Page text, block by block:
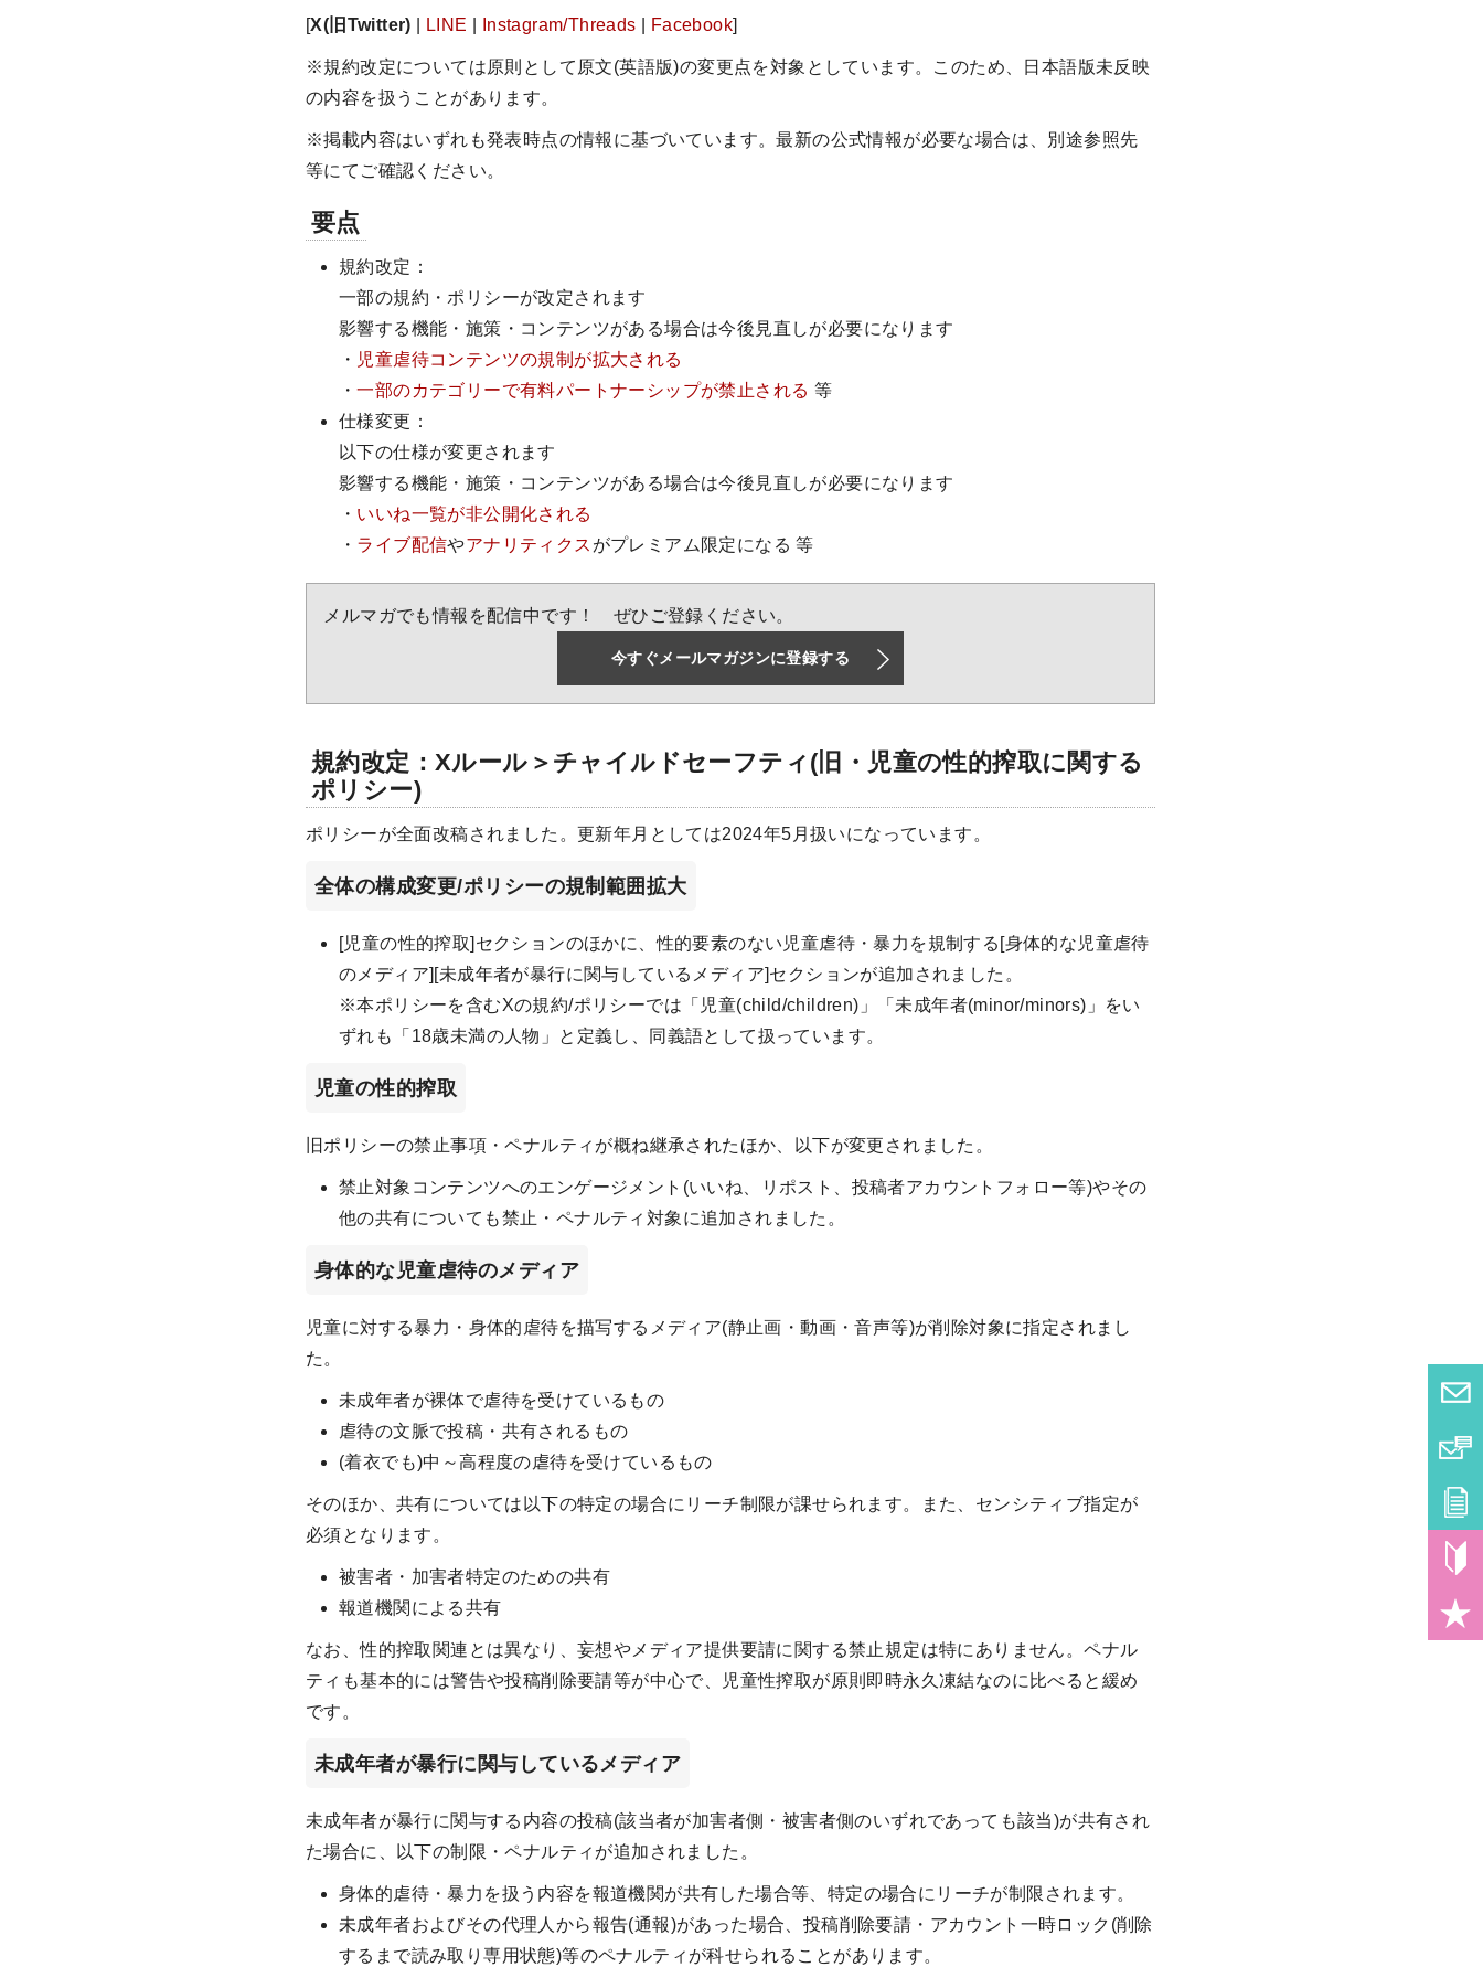
[X(旧Twitter) LINE Instagram/Threads Facebook]
※規約改定については原則として原文(英語版)の変更点を対象としています。このため、日本語版未反映
の内容を扱うことがあります。
※掲載内容はいずれも発表時点の情報に基づいています。最新の公式情報が必要な場合は、別途参照先
等にてご確認ください。
要点
規約改定：
一部の規約・ポリシーが改定されます
影響する機能・施策・コンテンツがある場合は今後見直しが必要になります
・ 児童虐待コンテンツの規制が拡大される
・一部のカテゴリーで有料パートナーシップが禁止される 等
仕様変更：
以下の仕様が変更されます
影響する機能・施策・コンテンツがある場合は今後見直しが必要になります
・ いいね一覧が非公開化される
・ ライブ配信やアナリティクス がプレミアム限定になる 等
メルマガでも情報を配信中です！ ぜひご登録ください。
今すぐメールマガジンに登録する
規約改定：Xルール＞チャイルドセーフティ(旧・児童の性的搾取に関する
ポリシー)
ポリシーが全面改稿されました。更新年月としては2024年5月扱いになっています。
全体の構成変更/ポリシーの規制範囲拡大
[児童の性的搾取]セクションのほかに、性的要素のない児童虐待・暴力を規制する[身体的な児童虐待
のメディア][未成年者が暴行に関与しているメディア]セクションが追加されました。
※本ポリシーを含むXの規約/ポリシーでは「児童(child/children)」「未成年者(minor/minors)」をい
ずれも「18歳未満の人物」と定義し、同義語として扱っています。
児童の性的搾取
旧ポリシーの禁止事項・ペナルティが概ね継承されたほか、以下が変更されました。
禁止対象コンテンツへのエンゲージメント(いいね、リポスト、投稿者アカウントフォロー等)やその
他の共有についても禁止・ペナルティ対象に追加されました。
身体的な児童虐待のメディア
児童に対する暴力・身体的虐待を描写するメディア(静止画・動画・音声等)が削除対象に指定されまし
た。
未成年者が裸体で虐待を受けているもの
虐待の文脈で投稿・共有されるもの
(着衣でも)中～高程度の虐待を受けているもの
そのほか、共有については以下の特定の場合にリーチ制限が課せられます。また、センシティブ指定が
必須となります。
被害者・加害者特定のための共有
報道機関による共有
なお、性的搾取関連とは異なり、妄想やメディア提供要請に関する禁止規定は特にありません。ペナル
ティも基本的には警告や投稿削除要請等が中心で、児童性搾取が原則即時永久凍結なのに比べると緩め
です。
未成年者が暴行に関与しているメディア
未成年者が暴行に関与する内容の投稿(該当者が加害者側・被害者側のいずれであっても該当)が共有され
た場合に、以下の制限・ペナルティが追加されました。
身体的虐待・暴力を扱う内容を報道機関が共有した場合等、特定の場合にリーチが制限されます。
未成年者およびその代理人から報告(通報)があった場合、投稿削除要請・アカウント一時ロック(削除
するまで読み取り専用状態)等のペナルティが科せられることがあります。